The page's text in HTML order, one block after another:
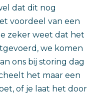
dat dit nog
voordeel van een
zeker weet dat het
we komen
ons bij storing dag
het maar een
of je laat het door